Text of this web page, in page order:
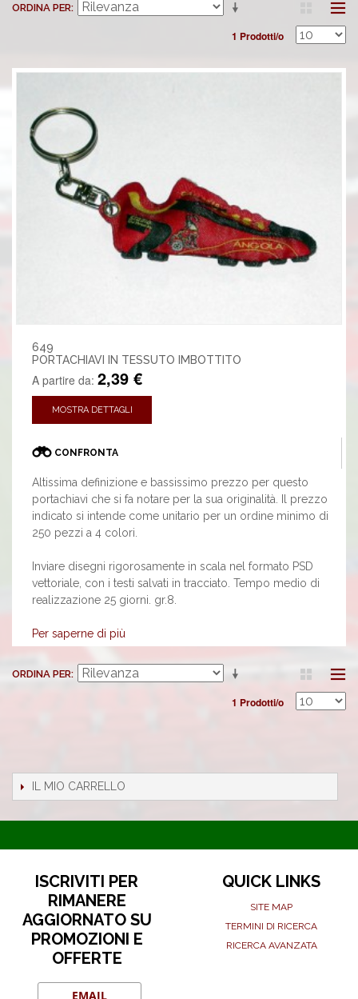
ORDINA PER
1 Prodotti/o
649
PORTACHIAVI IN TESSUTO IMBOTTITO
A partire da: 2,39 €
MOSTRA DETTAGLI
CONFRONTA
Altissima definizione e bassissimo prezzo per questo
portachiavi che si fa notare per la sua originalità. Il prezzo
indicato si intende come unitario per un ordine minimo di
250 pezzi a 4 colori.
Inviare disegni rigorosamente in scala nel formato PSD
vettoriale, con i testi salvati in tracciato. Tempo medio di
realizzazione 25 giorni. gr.8.
Per saperne di più
ORDINA PER
1 Prodotti/o
IL MIO CARRELLO
ISCRIVITI PER
RIMANERE
AGGIORNATO SU
PROMOZIONI E
OFFERTE
QUICK LINKS
SITE MAP
TERMINI DI RICERCA
RICERCA AVANZATA